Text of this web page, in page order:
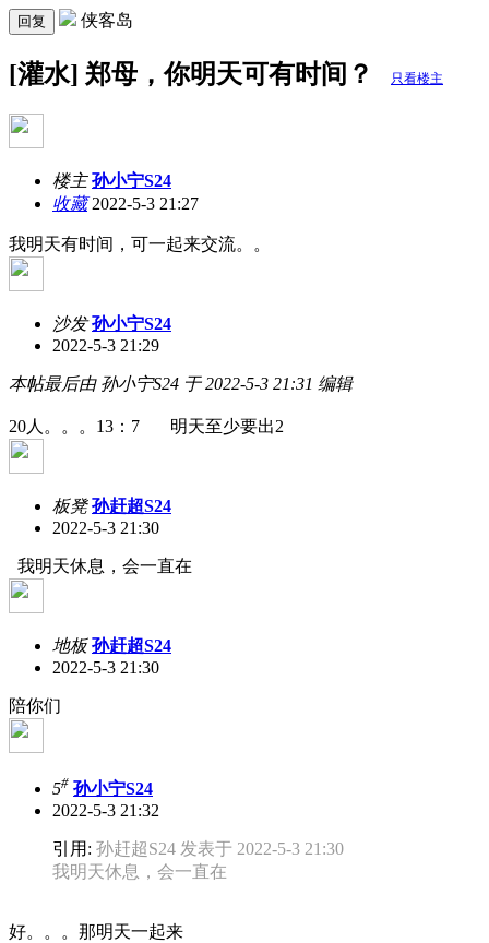
回复 侠客岛
[灌水] 郑母，你明天可有时间？ 只看楼主
楼主 孙小宁S24
收藏2022-5-3 21:27
我明天有时间，可一起来交流。。
沙发 孙小宁S24
2022-5-3 21:29
本帖最后由 孙小宁S24 于 2022-5-3 21:31 编辑
20人。。。13：7 明天至少要出2
板凳 孙赶超S24
2022-5-3 21:30
我明天休息，会一直在
地板 孙赶超S24
2022-5-3 21:30
陪你们
5# 孙小宁S24
2022-5-3 21:32
引用: 孙赶超S24 发表于 2022-5-3 21:30
我明天休息，会一直在
好。。。那明天一起来